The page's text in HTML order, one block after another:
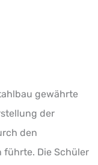
gewährte
der
den
führte. Die Schüler